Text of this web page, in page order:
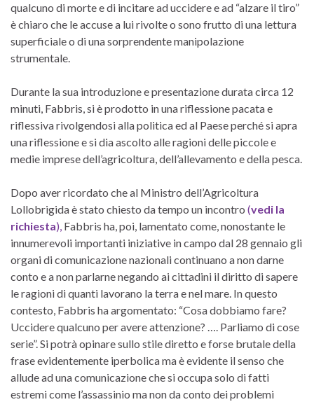
qualcuno di morte e di incitare ad uccidere e ad “alzare il tiro”
è chiaro che le accuse a lui rivolte o sono frutto di una lettura
superficiale o di una sorprendente manipolazione
strumentale.
Durante la sua introduzione e presentazione durata circa 12
minuti, Fabbris, si è prodotto in una riflessione pacata e
riflessiva rivolgendosi alla politica ed al Paese perché si apra
una riflessione e si dia ascolto alle ragioni delle piccole e
medie imprese dell’agricoltura, dell’allevamento e della pesca.
Dopo aver ricordato che al Ministro dell’Agricoltura
Lollobrigida è stato chiesto da tempo un incontro (vedi la
richiesta), Fabbris ha, poi, lamentato come, nonostante le
innumerevoli importanti iniziative in campo dal 28 gennaio gli
organi di comunicazione nazionali continuano a non darne
conto e a non parlarne negando ai cittadini il diritto di sapere
le ragioni di quanti lavorano la terra e nel mare. In questo
contesto, Fabbris ha argomentato: “Cosa dobbiamo fare?
Uccidere qualcuno per avere attenzione? …. Parliamo di cose
serie”. Si potrà opinare sullo stile diretto e forse brutale della
frase evidentemente iperbolica ma è evidente il senso che
allude ad una comunicazione che si occupa solo di fatti
estremi come l’assassinio ma non da conto dei problemi